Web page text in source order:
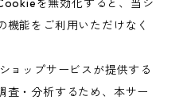
を無効化すると、当シ
機能をご利用いただけなく
ョップサービスが提供する
査・分析するため、本サー